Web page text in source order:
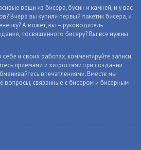
вещи из бисера, бусин и камней, и у вас
Вчера вы купили первый пакетик бисера, и
А может, вы – руководитель
посвященного бисеру? Вы все нужны
и своих работах, комментируйте записи,
приемами и хитростями при создании
впечатлениями. Вместе мы
вопросы, связанные с бисером и бисерным